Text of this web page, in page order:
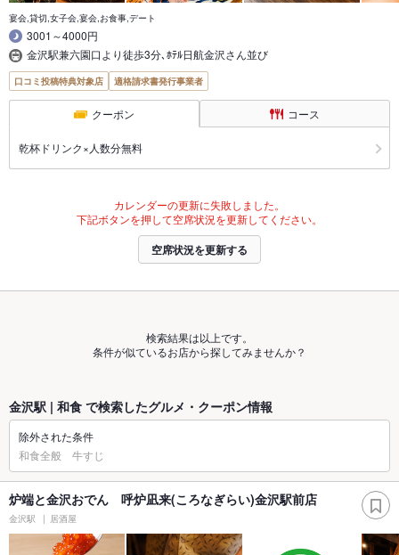
宴会,貸切,女子会,宴会,お食事,デート
3001～4000円
金沢駅兼六園口より徒歩3分､ﾎﾃﾙ日航金沢さん並び
口コミ投稿特典対象店 適格請求書発行事業者
クーポン コース
乾杯ドリンク×人数分無料
カレンダーの更新に失敗しました。
下記ボタンを押して空席状況を更新してください。
空席状況を更新する
検索結果は以上です。
条件が似ているお店から探してみませんか？
金沢駅 | 和食 で検索したグルメ・クーポン情報
除外された条件
和食全般 牛すじ
炉端と金沢おでん 呼炉凪来(ころなぎらい)金沢駅前店
金沢駅 居酒屋